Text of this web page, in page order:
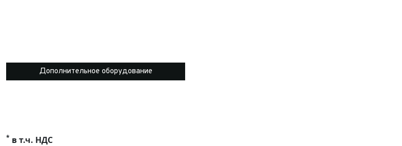
Дополнительное оборудование
* в т.ч. НДС